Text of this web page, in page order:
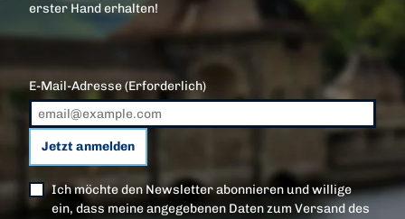
erster Hand erhalten!
E-Mail-Adresse(Erforderlich)
Jetzt anmelden
Ich möchte den Newsletter abonnieren und willige
ein, dass meine angegebenen Daten zum Versand des